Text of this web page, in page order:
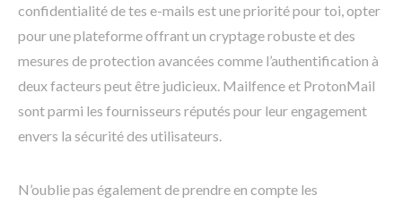
confidentialité de tes e-mails est une priorité pour toi, opter
pour une plateforme offrant un cryptage robuste et des
mesures de protection avancées comme l’authentification à
deux facteurs peut être judicieux. Mailfence et ProtonMail
sont parmi les fournisseurs réputés pour leur engagement
envers la sécurité des utilisateurs.
N’oublie pas également de prendre en compte les